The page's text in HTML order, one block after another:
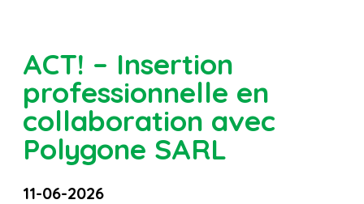
ACT! – Insertion
professionnelle en
collaboration avec
Polygone SARL
11-06-2026